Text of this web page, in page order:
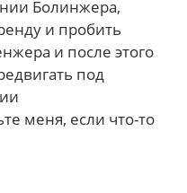
Болинжера,
и пробить
и после этого
под
меня, если что-то